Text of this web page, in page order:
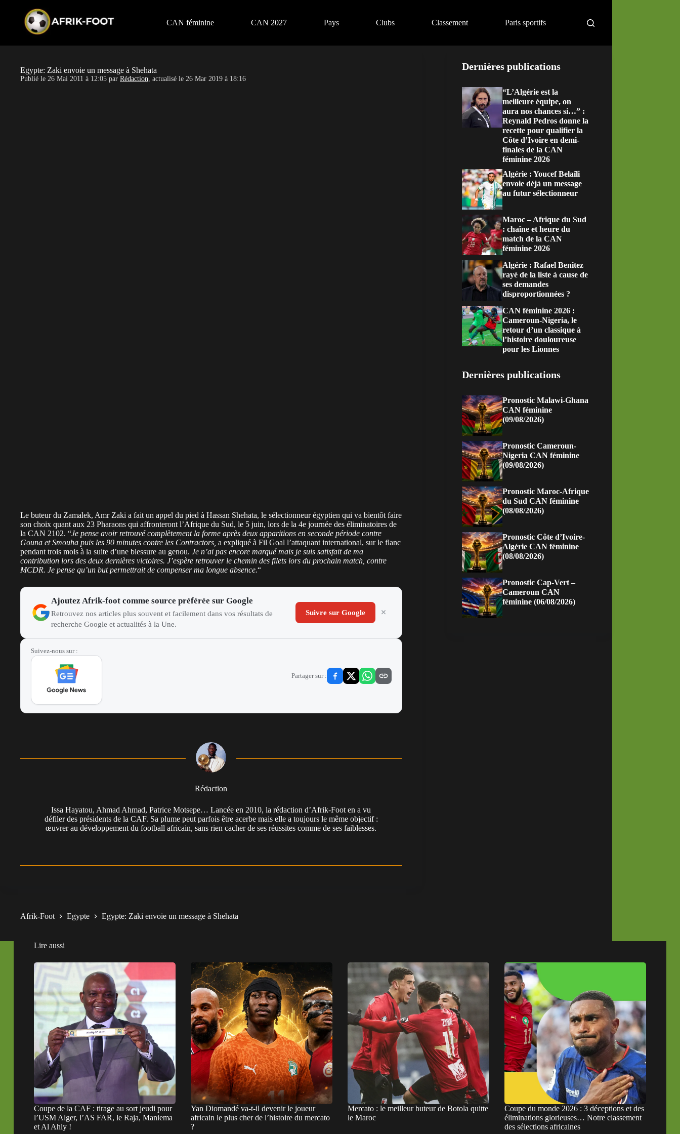
CAN féminine CAN 2027 Pays Clubs Classement Paris sportifs
Egypte: Zaki envoie un message à Shehata
Publié le 26 Mai 2011 à 12:05 par Rédaction, actualisé le 26 Mar 2019 à 18:16
Le buteur du Zamalek, Amr Zaki a fait un appel du pied à Hassan Shehata, le sélectionneur égyptien qui va bientôt faire
son choix quant aux 23 Pharaons qui affronteront l’Afrique du Sud, le 5 juin, lors de la 4e journée des éliminatoires de
la CAN 2102. “Je pense avoir retrouvé complètement la forme après deux apparitions en seconde période contre
Gouna et Smouha puis les 90 minutes contre les Contractors, a expliqué à Fil Goal l’attaquant international, sur le flanc
pendant trois mois à la suite d’une blessure au genou. Je n’ai pas encore marqué mais je suis satisfait de ma
contribution lors des deux dernières victoires. J’espère retrouver le chemin des filets lors du prochain match, contre
MCDR. Je pense qu’un but permettrait de compenser ma longue absence.“
Ajoutez Afrik-foot comme source préférée sur Google
Retrouvez nos articles plus souvent et facilement dans vos résultats de
recherche Google et actualités à la Une.
Suivre sur Google
Suivez-nous sur :
Partager sur :
Rédaction
Issa Hayatou, Ahmad Ahmad, Patrice Motsepe… Lancée en 2010, la rédaction d’Afrik-Foot en a vu
défiler des présidents de la CAF. Sa plume peut parfois être acerbe mais elle a toujours le même objectif :
œuvrer au développement du football africain, sans rien cacher de ses réussites comme de ses faiblesses.
Dernières publications
“L’Algérie est la
meilleure équipe, on
aura nos chances si…” :
Reynald Pedros donne la
recette pour qualifier la
Côte d’Ivoire en demi-
finales de la CAN
féminine 2026
Algérie : Youcef Belaïli
envoie déjà un message
au futur sélectionneur
Maroc – Afrique du Sud
: chaîne et heure du
match de la CAN
féminine 2026
Algérie : Rafael Benitez
rayé de la liste à cause de
ses demandes
disproportionnées ?
CAN féminine 2026 :
Cameroun-Nigeria, le
retour d’un classique à
l’histoire douloureuse
pour les Lionnes
Dernières publications
Pronostic Malawi-Ghana
CAN féminine
(09/08/2026)
Pronostic Cameroun-
Nigeria CAN féminine
(09/08/2026)
Pronostic Maroc-Afrique
du Sud CAN féminine
(08/08/2026)
Pronostic Côte d’Ivoire-
Algérie CAN féminine
(08/08/2026)
Pronostic Cap-Vert –
Cameroun CAN
féminine (06/08/2026)
Afrik-Foot Egypte Egypte: Zaki envoie un message à Shehata
Lire aussi
Coupe de la CAF : tirage au sort jeudi pour
l’USM Alger, l’AS FAR, le Raja, Maniema
et Al Ahly !
Yan Diomandé va-t-il devenir le joueur
africain le plus cher de l’histoire du mercato
?
Mercato : le meilleur buteur de Botola quitte
le Maroc
Coupe du monde 2026 : 3 déceptions et des
éliminations glorieuses… Notre classement
des sélections africaines